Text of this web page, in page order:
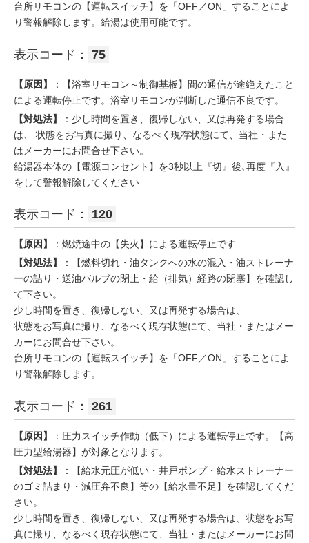
台所リモコンの【運転スイッチ】を「OFF／ON」することによ
り警報解除します。給湯は使用可能です。
表示コード： 75
【原因】
：【浴室リモコン～制御基板】間の通信が途絶えたこと
による運転停止です。浴室リモコンが判断した通信不良です。
【対処法】
：少し時間を置き、復帰しない、又は再発する場合
は、 状態をお写真に撮り、なるべく現存状態にて、当社・また
はメーカーにお問合せ下さい。
給湯器本体の【電源コンセント】を3秒以上『切』後､再度『入』
をして警報解除してください
表示コード： 120
【原因】
：燃焼途中の【失火】による運転停止です
【対処法】
：【燃料切れ・油タンクへの水の混入・油ストレーナ
ーの詰り・送油バルブの閉止・給（排気）経路の閉塞】を確認し
て下さい。
少し時間を置き、復帰しない、又は再発する場合は、
状態をお写真に撮り、なるべく現存状態にて、当社・またはメー
カーにお問合せ下さい。
台所リモコンの【運転スイッチ】を「OFF／ON」することによ
り警報解除します。
表示コード： 261
【原因】
：圧力スイッチ作動（低下）による運転停止です。【高
圧力型給湯器】が対象となります。
【対処法】
：【給水元圧が低い・井戸ポンプ・給水ストレーナー
のゴミ詰まり・減圧弁不良】等の【給水量不足】を確認してくだ
さい。
少し時間を置き、復帰しない、又は再発する場合は、状態をお写
真に撮り、なるべく現存状態にて、当社・またはメーカーにお問